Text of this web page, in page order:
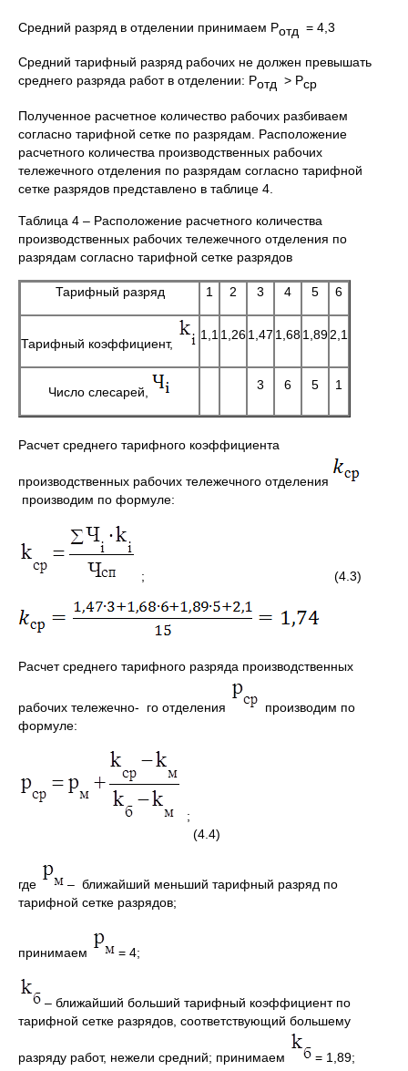
Средний разряд в отделении принимаем Ротд = 4,3
Средний тарифный разряд рабочих не должен превышать
среднего разряда работ в отделении: Ротд > Рср
Полученное расчетное количество рабочих разбиваем
согласно тарифной сетке по разрядам. Расположение
расчетного количества производственных рабочих
тележечного отделения по разрядам согласно тарифной
сетке разрядов представлено в таблице 4.
Таблица 4 – Расположение расчетного количества
производственных рабочих тележечного отделения по
разрядам согласно тарифной сетке разрядов
Тарифный разряд 1 2 3 4 5 6
Тарифный коэффициент,
1,1 1,261,47 1,681,892,1
Число слесарей, 3 6 5 1
Расчет среднего тарифного коэффициента
производственных рабочих тележечного отделения
производим по формуле:
; (4.3)
Расчет среднего тарифного разряда производственных
рабочих тележечно- го отделения
производим по
формуле:
;
(4.4)
где
– ближайший меньший тарифный разряд по
тарифной сетке разрядов;
принимаем = 4;
– ближайший больший тарифный коэффициент по
тарифной сетке разрядов, соответствующий большему
разряду работ, нежели средний; принимаем = 1,89;